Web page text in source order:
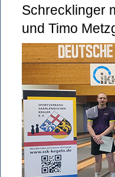
Schrecklinger
und Timo